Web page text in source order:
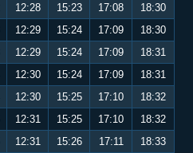
12:28 15:23 17:08
18:30
12:29 15:24 17:09
18:30
12:29 15:24 17:09
18:31
12:30 15:24 17:09
18:31
12:30 15:25 17:10
18:32
12:31 15:25 17:10
18:32
12:31 15:26 17:11
18:33